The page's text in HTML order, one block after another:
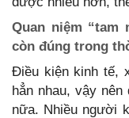
Quan niệm
còn đúng trong
Điều kiện kinh tế,
hẳn nhau, vậy
nữa. Nhiều người